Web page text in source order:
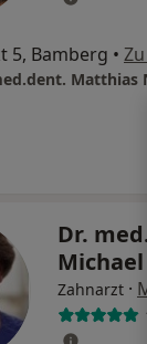
5, Bamberg •
Matthias
Dr.
Zahnarzt ·